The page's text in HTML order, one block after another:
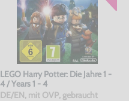
LEGO Harry Potter: Die Jahre 1 -
4 / Years 1 - 4
DE/EN, mit OVP, gebraucht